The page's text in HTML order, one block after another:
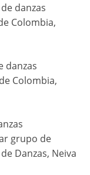
danzas
Colombia,
danzas
Colombia,
grupo de
Danzas, Neiva